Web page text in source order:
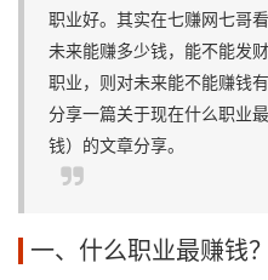
职业好。其实在七赚网七哥
未来能赚多少钱，能不能发
职业，则对未来能不能赚钱
分享一篇关于现在什么职业
钱）的文章分享。
一、什么职业最赚钱？